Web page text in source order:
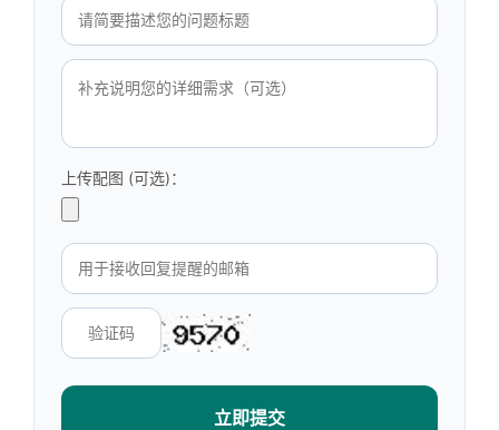
上传配图 (可选)：
立即提交